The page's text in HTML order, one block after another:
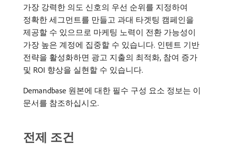
가장 강력한 의도 신호의 우선 순위를 지정하여
정확한 세그먼트를 만들고 과대 타겟팅 캠페인을
제공할 수 있으므로 마케팅 노력이 전환 가능성이
가장 높은 계정에 집중할 수 있습니다. 인텐트 기반
전략을 활성화하면 광고 지출의 최적화, 참여 증가
및 ROI 향상을 실현할 수 있습니다.
Demandbase 원본에 대한 필수 구성 요소 정보는 이
문서를 참조하십시오.
전제 조건